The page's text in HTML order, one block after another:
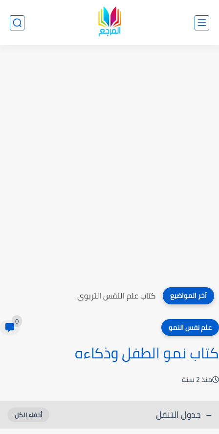
آخر المواضيع كتاب علم النفس التربوي
علم نفس النمو 0
كتاب نمو الطفل وذكاءه
منذ 2 سنة
جدول التنقل